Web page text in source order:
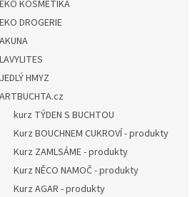
EKO KOSMETIKA
EKO DROGERIE
AKUNA
LAVYLITES
JEDLÝ HMYZ
ARTBUCHTA.cz
kurz TÝDEN S BUCHTOU
Kurz BOUCHNEM CUKROVÍ - produkty
Kurz ZAMLSÁME - produkty
Kurz NĚCO NAMOČ - produkty
Kurz AGAR - produkty